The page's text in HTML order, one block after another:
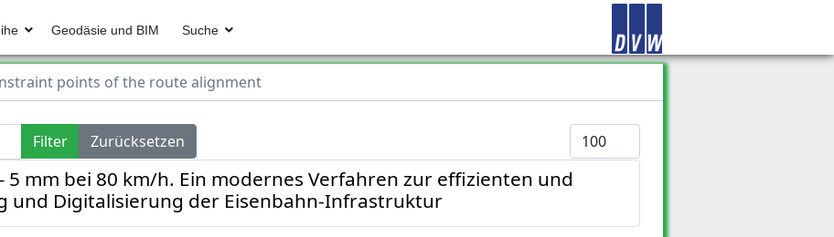
Geodäsie und BIM Suche
points of the route alignment
Filter Zurücksetzen Anzeige #
5 mm bei 80 km/h. Ein modernes Verfahren zur effizienten und
und Digitalisierung der Eisenbahn-Infrastruktur